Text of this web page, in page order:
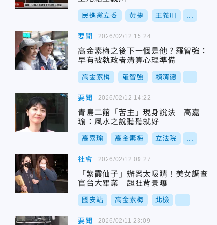
民進黨立委 黃捷 王義川
要聞
高金素梅之後下一個是他？羅智強：
早有被執政者清算心理準備
高金素梅 羅智強 賴清德
2026/02/12 15:24
要聞
青島二館「苦主」現身說法 高嘉
瑜：風水之說聽聽就好
高嘉瑜 高金素梅 立法院
2026/02/12 14:22
社會
「紫霞仙子」辦案太吸睛！美女調查
官台大畢業 超狂背景曝
國安站 高金素梅 北檢
2026/02/12 09:27
要聞 2026/02/11 23:09